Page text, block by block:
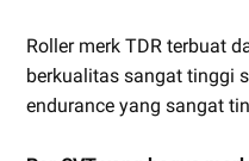
Roller merk TDR terbuat
berkualitas sangat tinggi
endurance yang sangat